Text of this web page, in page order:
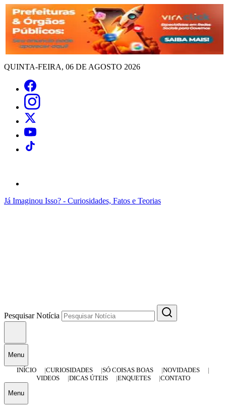
QUINTA-FEIRA, 06 DE AGOSTO 2026
Já Imaginou Isso? - Curiosidades, Fatos e Teorias
Pesquisar Notícia
Menu
INÍCIO
CURIOSIDADES SÓ COISAS BOAS
NOVIDADES
VIDEOS
DICAS ÚTEIS ENQUETES CONTATO
Menu